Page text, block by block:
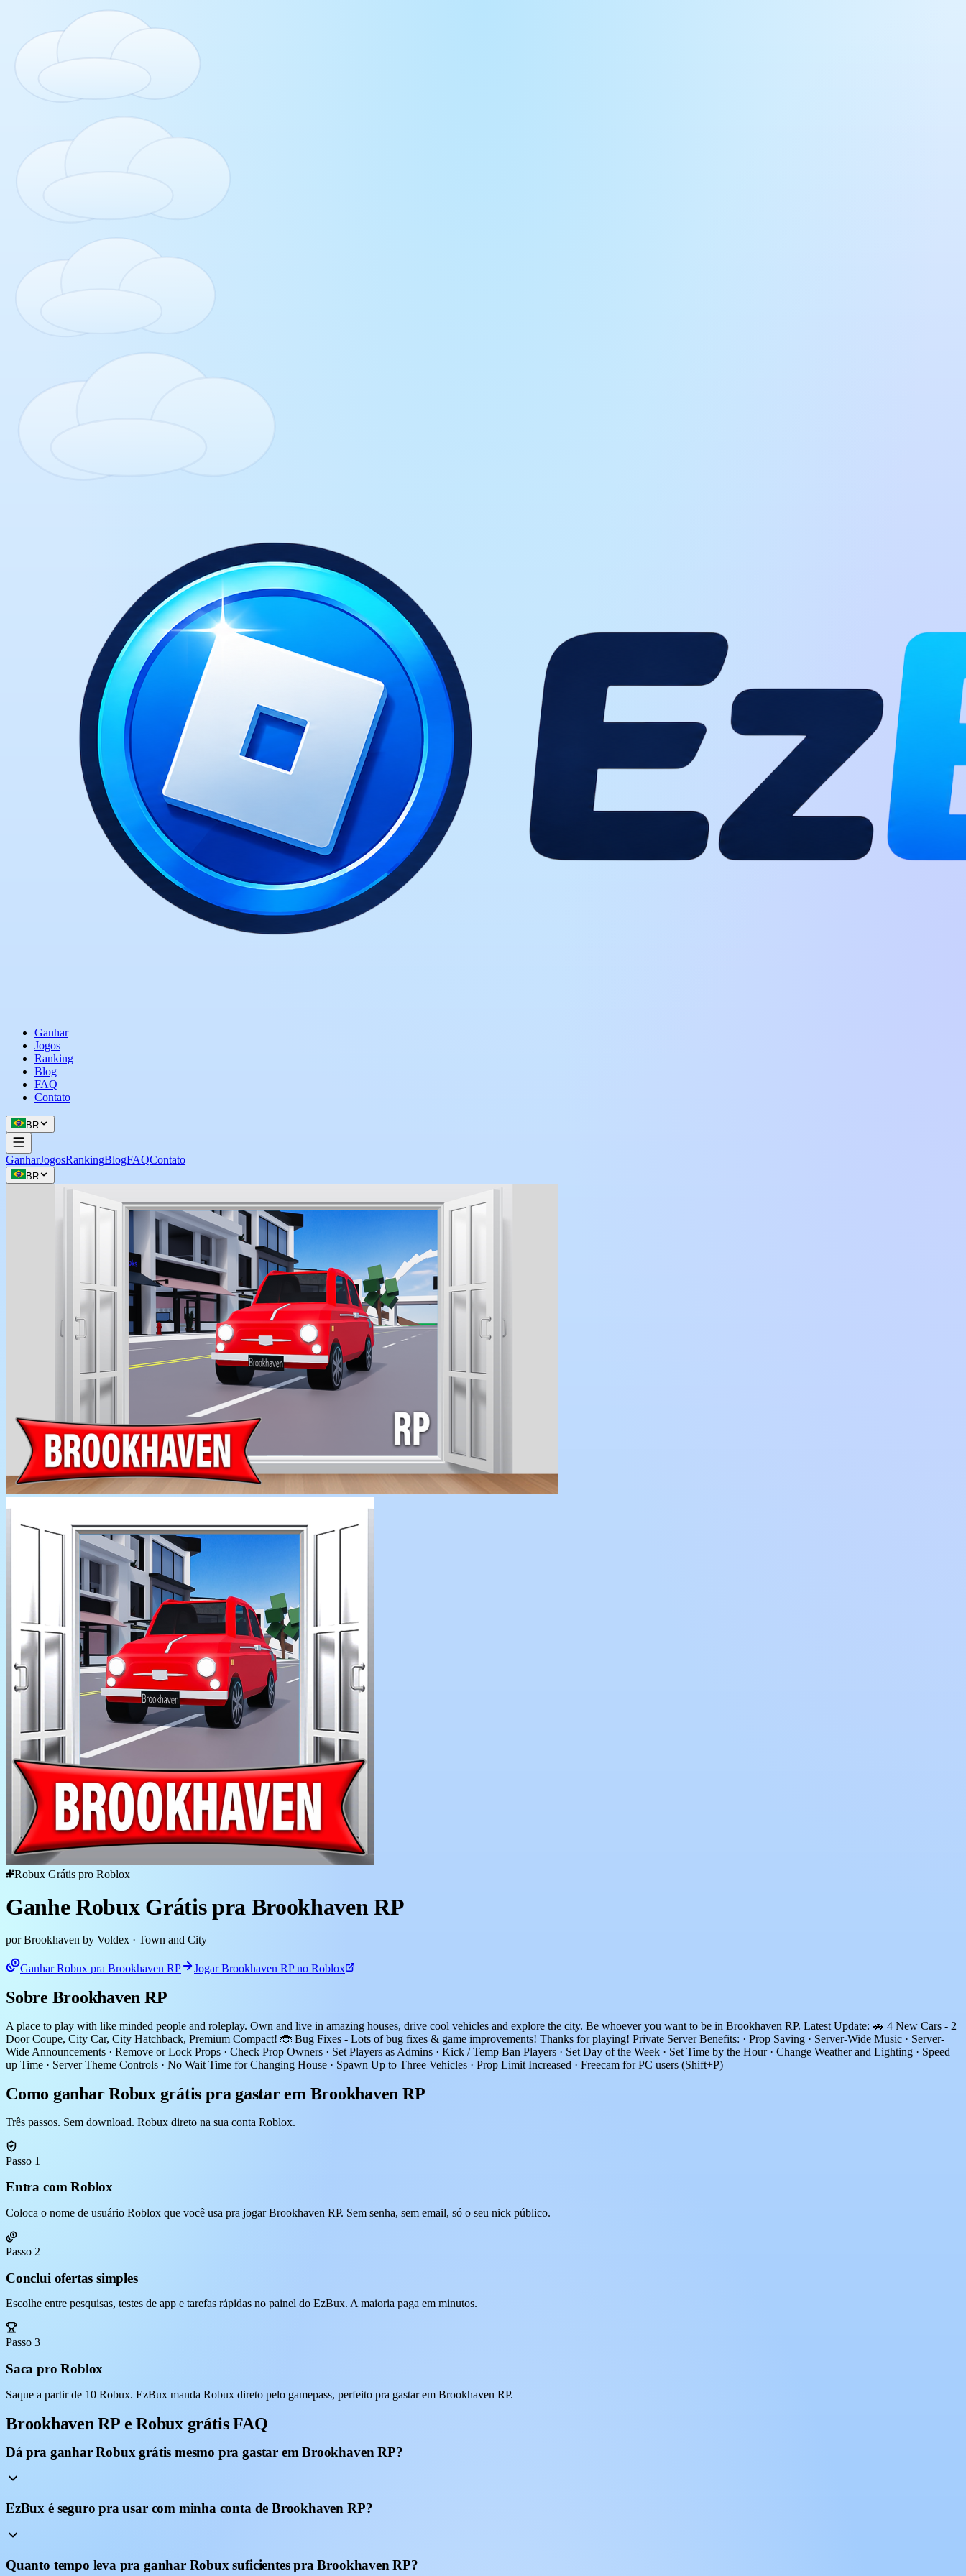
Ganhar
Jogos
Ranking
Blog
FAQ
Contato
BR
GanharJogosRankingBlogFAQContato
BR
Robux Grátis pro Roblox
Ganhe Robux Grátis pra Brookhaven RP
por Brookhaven by Voldex · Town and City
Ganhar Robux pra Brookhaven RP Jogar Brookhaven RP no Roblox
Sobre Brookhaven RP
A place to play with like minded people and roleplay. Own and live in amazing houses, drive cool vehicles and explore the city. Be whoever you want to be in Brookhaven RP. Latest Update: 🚗 4 New Cars - 2
Door Coupe, City Car, City Hatchback, Premium Compact! 🐞 Bug Fixes - Lots of bug fixes & game improvements! Thanks for playing! Private Server Benefits: · Prop Saving · Server-Wide Music · Server-
Wide Announcements · Remove or Lock Props · Check Prop Owners · Set Players as Admins · Kick / Temp Ban Players · Set Day of the Week · Set Time by the Hour · Change Weather and Lighting · Speed
up Time · Server Theme Controls · No Wait Time for Changing House · Spawn Up to Three Vehicles · Prop Limit Increased · Freecam for PC users (Shift+P)
Como ganhar Robux grátis pra gastar em Brookhaven RP
Três passos. Sem download. Robux direto na sua conta Roblox.
Passo 1
Entra com Roblox
Coloca o nome de usuário Roblox que você usa pra jogar Brookhaven RP. Sem senha, sem email, só o seu nick público.
Passo 2
Conclui ofertas simples
Escolhe entre pesquisas, testes de app e tarefas rápidas no painel do EzBux. A maioria paga em minutos.
Passo 3
Saca pro Roblox
Saque a partir de 10 Robux. EzBux manda Robux direto pelo gamepass, perfeito pra gastar em Brookhaven RP.
Brookhaven RP e Robux grátis FAQ
Dá pra ganhar Robux grátis mesmo pra gastar em Brookhaven RP?
EzBux é seguro pra usar com minha conta de Brookhaven RP?
Quanto tempo leva pra ganhar Robux suficientes pra Brookhaven RP?